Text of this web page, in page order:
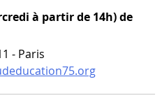
à partir de 14h) de
- Paris